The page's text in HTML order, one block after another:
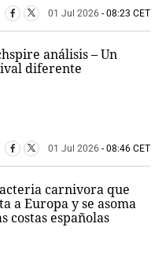
01 Jul 2026 - 08:23 CET
análisis – Un
diferente
01 Jul 2026 - 08:46 CET
carnivora que
a Europa y se asoma
costas españolas